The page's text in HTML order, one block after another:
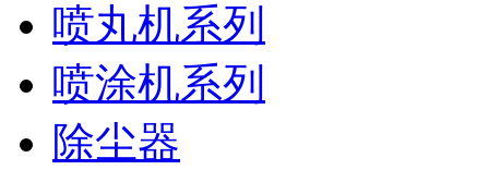
喷丸机系列
喷涂机系列
除尘器